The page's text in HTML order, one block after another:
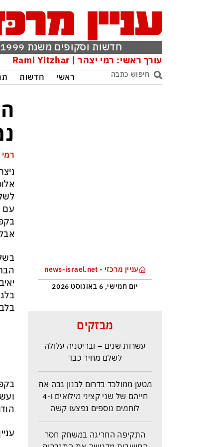
חדשות וסקופים משנת 1999
עורך ראשי: רמי יצהר | Rami Yitzhar
ראשי חדשות
עניין מרכזי - news-israel.net
יום חמישי, 6 באוגוסט 2026
מבזקים
נכנס לעידן המסוכן ביותר זה
עשרות שנים – ובריטניה עלולה
לשלם מחיר כבד
מטען ממולכד בדרום לבנון גבה את
לוחמים נוספים נפצעו קשה
החשיבות מדגישה את התגברות
עם